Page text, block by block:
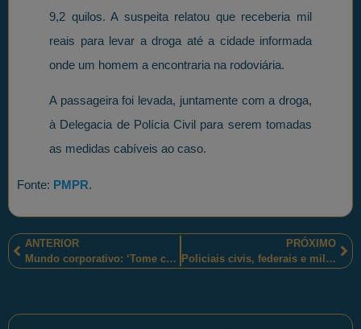
9,2 quilos. A suspeita relatou que receberia mil
reais para levar a droga até a cidade informada
onde um homem a encontraria na rodoviária.
A passageira foi levada, juntamente com a droga,
à Delegacia de Polícia Civil para serem tomadas
as medidas cabíveis ao caso.
Fonte: PMPR.
ANTERIOR
Mundo corporativo: ‘Tome cuidado com as atitudes’
PRÓXIMO
Policiais civis, federais e militares desencadearam a operação “Ciclone” em municípios mato-grossenses